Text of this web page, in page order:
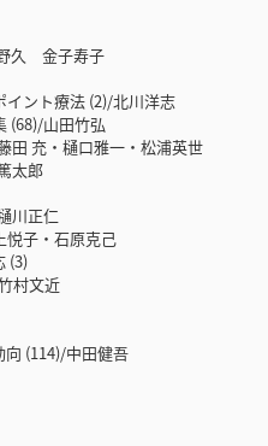
久 金子寿子
ント療法 (2)/北川洋志
(68)/山田竹弘
田 充・樋口雅一・松浦英世
太郎
川正仁
悦子・石原克己
(3)
村文近
(114)/中田健吾